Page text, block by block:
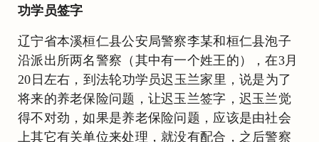
功学员签字
辽宁省本溪桓仁县公安局警察李某和桓仁县泡子
沿派出所两名警察（其中有一个姓王的），在3月
20日左右，到法轮功学员迟玉兰家里，说是为了
将来的养老保险问题，让迟玉兰签字，迟玉兰觉
得不对劲，如果是养老保险问题，应该是由社会
上其它有关单位来处理，就没有配合，之后警察